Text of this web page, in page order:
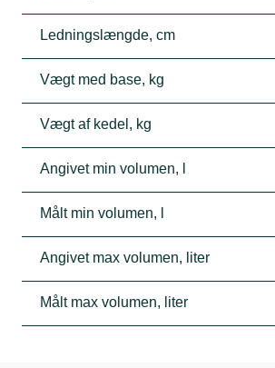
Ledningslængde, cm
Vægt med base, kg
Vægt af kedel, kg
Angivet min volumen, l
Målt min volumen, l
Angivet max volumen, liter
Målt max volumen, liter